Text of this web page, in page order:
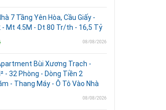
7 Tầng Yên Hòa, Cầu Giấy -
- Mt 4.5M - Dt 80 Tr/th - 16,5 Tỷ
08/08/2026
Bùi Xương Trạch -
- 32 Phòng - Dòng Tiền 2
- Thang Máy - Ô Tô Vào Nhà
08/08/2026